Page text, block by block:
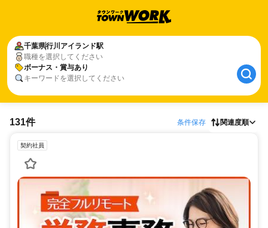
千葉県行川アイランド駅
職種を選択してください
ボーナス・賞与あり
キーワードを選択してください
131件 条件保存 関連度順
契約社員